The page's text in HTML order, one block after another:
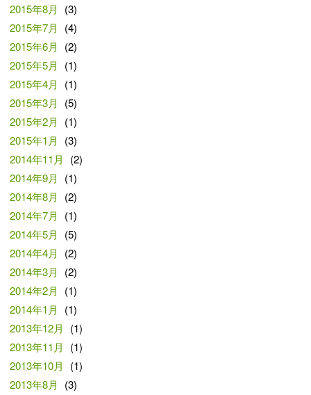
2015年8月
(3)
2015年7月
(4)
2015年6月
(2)
2015年5月
(1)
2015年4月
(1)
2015年3月
(5)
2015年2月
(1)
2015年1月
(3)
2014年11月
(2)
2014年9月
(1)
2014年8月
(2)
2014年7月
(1)
2014年5月
(5)
2014年4月
(2)
2014年3月
(2)
2014年2月
(1)
2014年1月
(1)
2013年12月
(1)
2013年11月
(1)
2013年10月
(1)
2013年8月
(3)